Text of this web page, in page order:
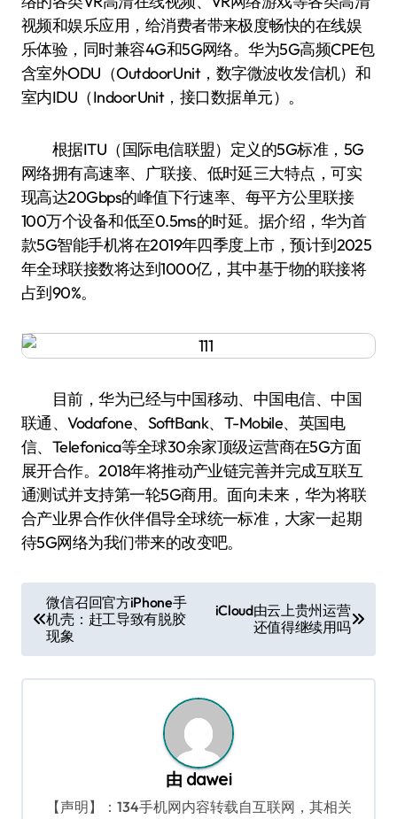
视频和娱乐应用，给消费者带来极度畅快的在线娱
乐体验，同时兼容4G和5G网络。华为5G高频CPE包
含室外ODU（OutdoorUnit，数字微波收发信机）和
室内IDU（IndoorUnit，接口数据单元）。
根据ITU（国际电信联盟）定义的5G标准，5G
网络拥有高速率、广联接、低时延三大特点，可实
现高达20Gbps的峰值下行速率、每平方公里联接
100万个设备和低至0.5ms的时延。据介绍，华为首
款5G智能手机将在2019年四季度上市，预计到2025
年全球联接数将达到1000亿，其中基于物的联接将
占到90%。
目前，华为已经与中国移动、中国电信、中国
联通、Vodafone、SoftBank、T-Mobile、英国电
信、Telefonica等全球30余家顶级运营商在5G方面
展开合作。2018年将推动产业链完善并完成互联互
通测试并支持第一轮5G商用。面向未来，华为将联
合产业界合作伙伴倡导全球统一标准，大家一起期
待5G网络为我们带来的改变吧。
章
导
航
微信召回官方iPhone手
机壳：赶工导致有脱胶
现象
iCloud由云上贵州运营
还值得继续用吗
由 dawei
【声明】：134手机网内容转载自互联网，其相关